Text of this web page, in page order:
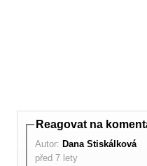
Reagovat na
Autor: Dana Stiskálková
před 7 lety